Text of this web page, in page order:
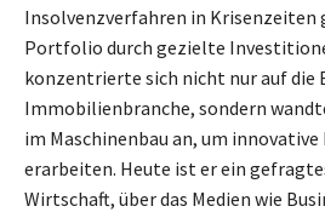
Insolvenzverfahren in Krisenzeiten
Portfolio durch gezielte
konzentrierte sich nicht nur auf die
Immobilienbranche, sondern
im Maschinenbau an, um innovative
erarbeiten. Heute ist er ein
Wirtschaft, über das Medien wie